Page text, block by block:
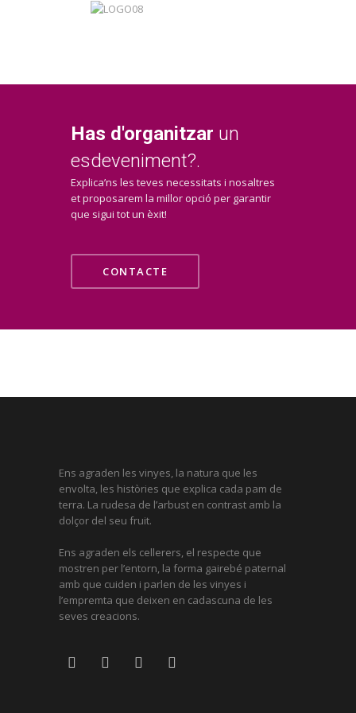
Has d'organitzar un
esdeveniment?.
Explica’ns les teves necessitats i nosaltres
et proposarem la millor opció per garantir
que sigui tot un èxit!
CONTACTE
Ens agraden les vinyes, la natura que les
envolta, les històries que explica cada pam de
terra. La rudesa de l’arbust en contrast amb la
dolçor del seu fruit.
Ens agraden els cellerers, el respecte que
mostren per l’entorn, la forma gairebé paternal
amb que cuiden i parlen de les vinyes i
l’empremta que deixen en cadascuna de les
seves creacions.